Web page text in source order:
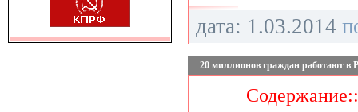
дата: 1.03.2014
20 миллионов граждан работают в